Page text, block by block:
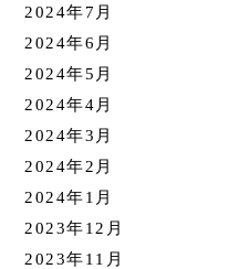
2024年7月
2024年6月
2024年5月
2024年4月
2024年3月
2024年2月
2024年1月
2023年12月
2023年11月